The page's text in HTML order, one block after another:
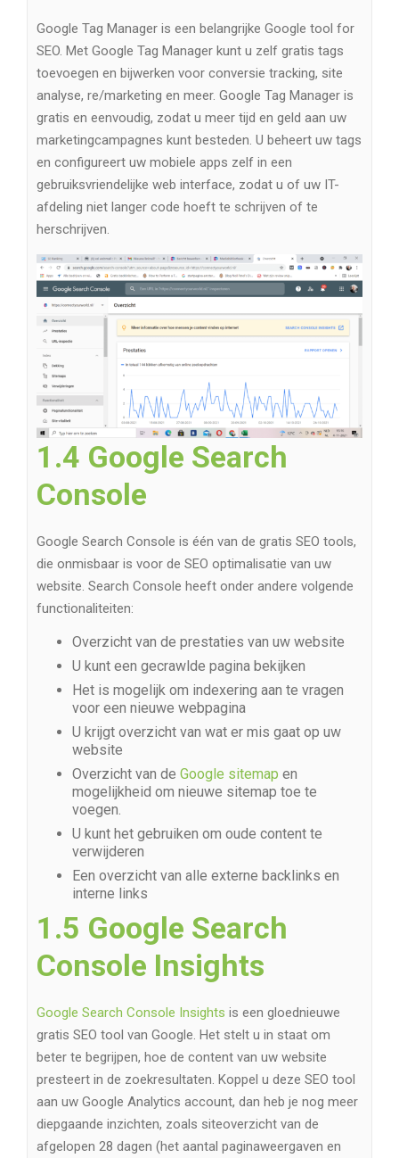
Google Tag Manager is een belangrijke Google tool for
SEO. Met Google Tag Manager kunt u zelf gratis tags
toevoegen en bijwerken voor conversie tracking, site
analyse, re/marketing en meer. Google Tag Manager is
gratis en eenvoudig, zodat u meer tijd en geld aan uw
marketingcampagnes kunt besteden. U beheert uw tags
en configureert uw mobiele apps zelf in een
gebruiksvriendelijke web interface, zodat u of uw IT-
afdeling niet langer code hoeft te schrijven of te
herschrijven.
1.4 Google Search
Console
Google Search Console is één van de gratis SEO tools,
die onmisbaar is voor de SEO optimalisatie van uw
website. Search Console heeft onder andere volgende
functionaliteiten:
Overzicht van de prestaties van uw website
U kunt een gecrawlde pagina bekijken
Het is mogelijk om indexering aan te vragen
voor een nieuwe webpagina
U krijgt overzicht van wat er mis gaat op uw
website
Overzicht van de Google sitemap en
mogelijkheid om nieuwe sitemap toe te
voegen.
U kunt het gebruiken om oude content te
verwijderen
Een overzicht van alle externe backlinks en
interne links
1.5 Google Search
Console Insights
Google Search Console Insights is een gloednieuwe
gratis SEO tool van Google. Het stelt u in staat om
beter te begrijpen, hoe de content van uw website
presteert in de zoekresultaten. Koppel u deze SEO tool
aan uw Google Analytics account, dan heb je nog meer
diepgaande inzichten, zoals siteoverzicht van de
afgelopen 28 dagen (het aantal paginaweergaven en